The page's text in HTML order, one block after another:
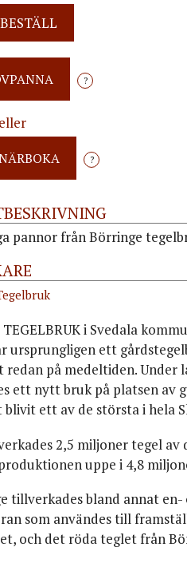
BESTÄLL
?
?
pannor från Börringe
TEGELBRUK i Svedala
ursprungligen ett
på medeltiden.
ett nytt bruk på platsen av
ett av de största i hela
2,5 miljoner tegel av
uppe i 4,8
tillverkades bland annat
som användes till
och det röda teglet från